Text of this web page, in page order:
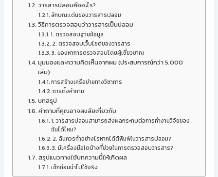
วารสารปลอมคืออะไร?
ลักษณะเด่นของวารสารปลอม
วิธีการตรวจสอบว่าวารสารเป็นปลอม
1. ตรวจสอบฐานข้อมูล
2. ตรวจสอบเว็บไซต์ของวารสาร
3. มองหาการตรวจสอบโดยผู้เชี่ยวชาญ
มุมมองและความคิดเห็นจากผม (ประสบการณ์กว่า 5,000
เล่ม)
การสร้างเครือข่ายทางวิชาการ
การตั้งคำถาม
บทสรุป
คำถามที่คุณอาจสงสัยเกี่ยวกับ
1. วารสารปลอมสามารถส่งผลกระทบต่อการทำงานวิจัยของ
ฉันได้ไหม?
2. ฉันควรทำอย่างไรหากได้ตีพิมพ์ในวารสารปลอม?
3. มีเครื่องมือใดบ้างที่ช่วยในการตรวจสอบวารสาร?
สรุปแนวทางใช้บทความนี้ให้เกิดผล
เช็กก่อนนำไปใช้จริง